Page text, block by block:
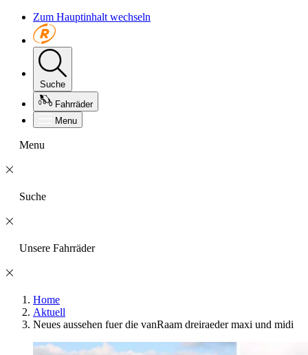
Zum Hauptinhalt wechseln
Suche
Fahrräder
Menu
Menu
Suche
Unsere Fahrräder
Home
Aktuell
Neues aussehen fuer die vanRaam dreiraeder maxi und midi